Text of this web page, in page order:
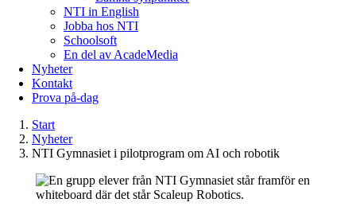
NTI in English
Jobba hos NTI
Schoolsoft
En del av AcadeMedia
Nyheter
Kontakt
Prova på-dag
Start
Nyheter
NTI Gymnasiet i pilotprogram om AI och robotik